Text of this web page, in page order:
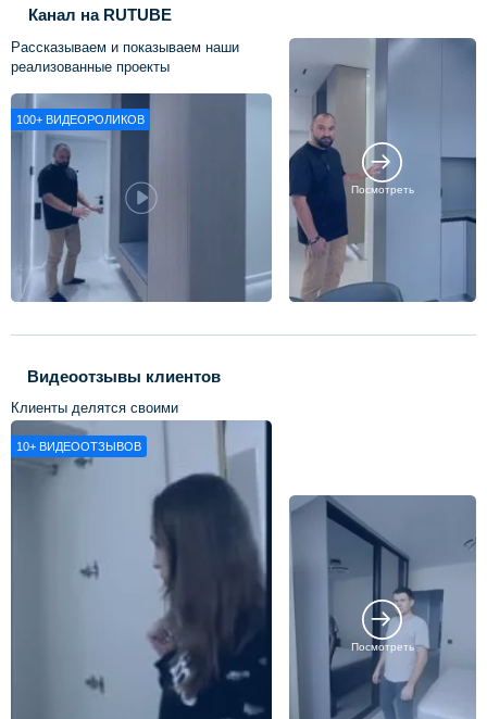
Канал на RUTUBE
Рассказываем и показываем наши
реализованные проекты
100+ ВИДЕОРОЛИКОВ
Посмотреть
Видеоотзывы клиентов
Клиенты делятся своими
впечатлениями о нашей работе
10+ ВИДЕООТЗЫВОВ
Посмотреть